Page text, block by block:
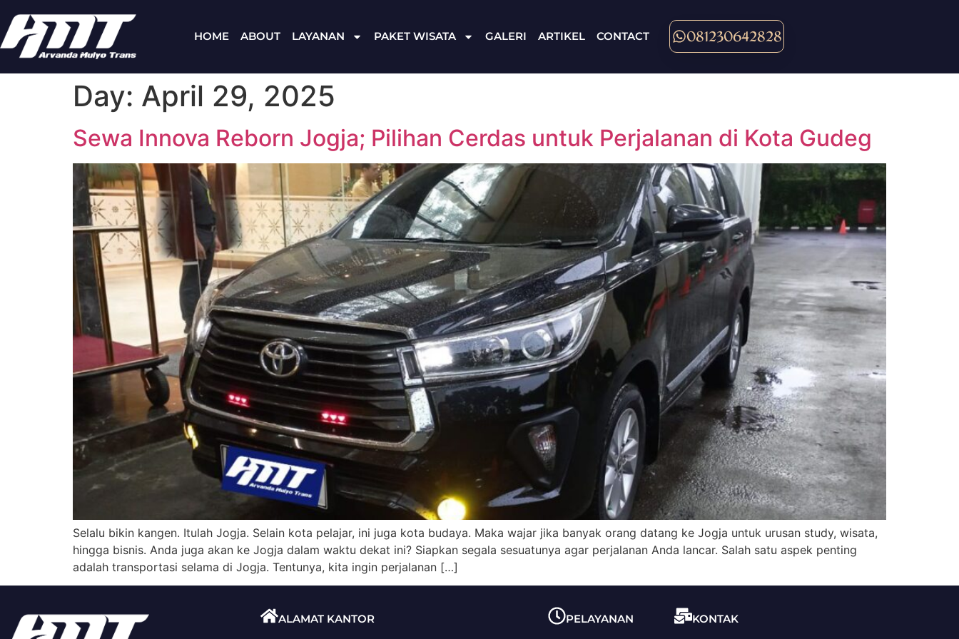
HOME ABOUT LAYANAN PAKET WISATA GALERI ARTIKEL CONTACT 081230642828
Day: April 29, 2025
Sewa Innova Reborn Jogja; Pilihan Cerdas untuk Perjalanan di Kota Gudeg
Selalu bikin kangen. Itulah Jogja. Selain kota pelajar, ini juga kota budaya. Maka wajar jika banyak orang datang ke Jogja untuk urusan study, wisata,
hingga bisnis. Anda juga akan ke Jogja dalam waktu dekat ini? Siapkan segala sesuatunya agar perjalanan Anda lancar. Salah satu aspek penting
adalah transportasi selama di Jogja. Tentunya, kita ingin perjalanan […]
ALAMAT KANTOR PELAYANAN KONTAK